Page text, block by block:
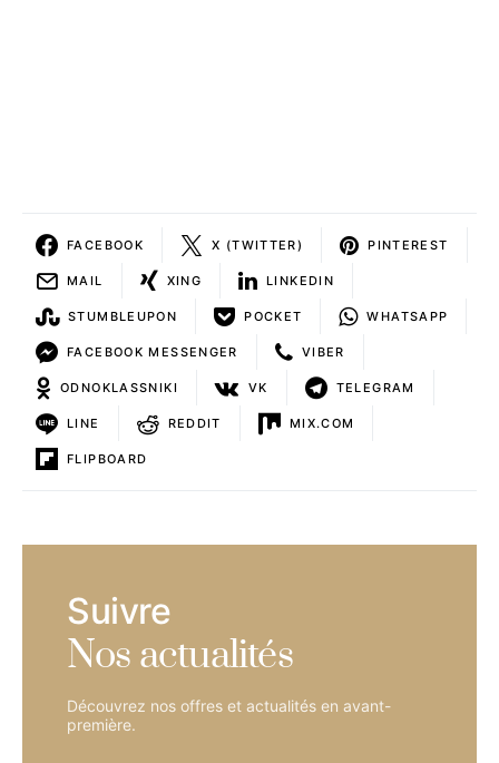
FACEBOOK X (TWITTER) PINTEREST
MAIL XING LINKEDIN
STUMBLEUPON POCKET WHATSAPP
FACEBOOK MESSENGER VIBER
ODNOKLASSNIKI VK TELEGRAM
LINE REDDIT MIX.COM
FLIPBOARD
Suivre
Nos actualités
Découvrez nos offres et actualités en avant-
première.